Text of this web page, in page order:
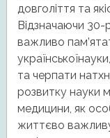
довголіття та
Відзначаючи 30-
важливо
та черпати
розвитку науки
медицини, як
життєво